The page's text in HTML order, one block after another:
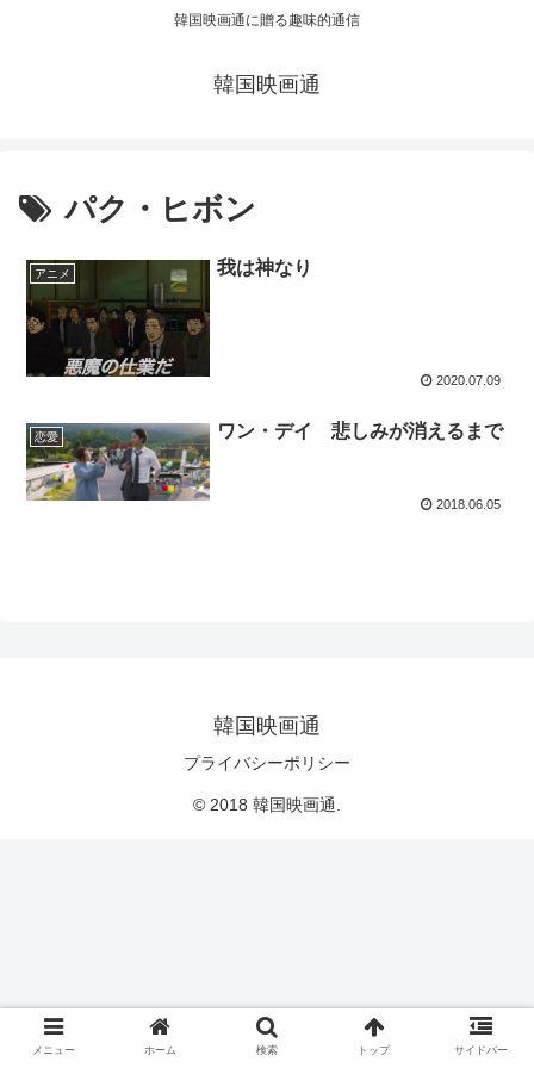
韓国映画通に贈る趣味的通信
韓国映画通
パク・ヒボン
アニメ 我は神なり
2020.07.09
恋愛 ワン・デイ 悲しみが消えるまで
2018.06.05
韓国映画通
プライバシーポリシー
© 2018 韓国映画通.
メニュー ホーム 検索 トップ サイドバー